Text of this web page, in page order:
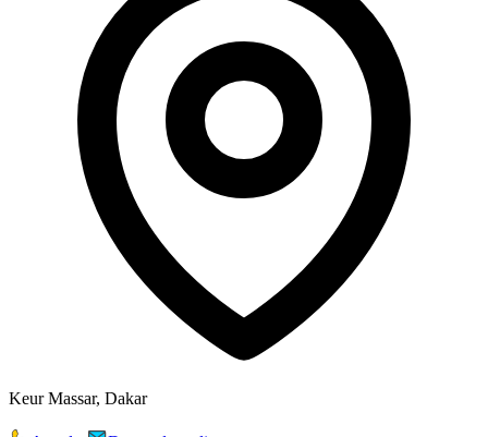
Keur Massar, Dakar